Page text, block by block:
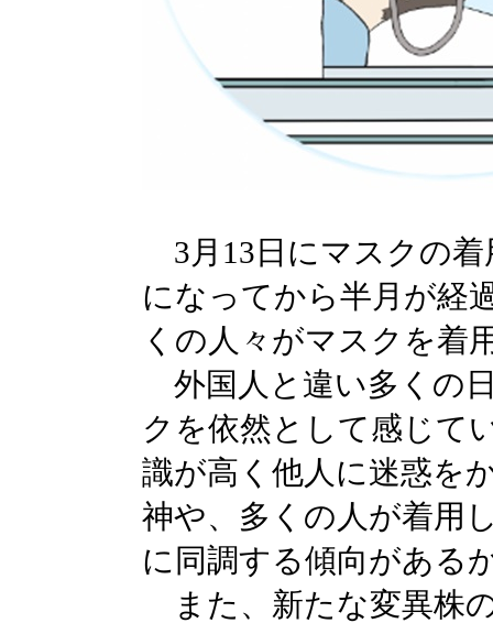
3月13日にマスクの着
になってから半月が経
くの人々がマスクを着
外国人と違い多くの
クを依然として感じて
識が高く他人に迷惑を
神や、多くの人が着用
に同調する傾向がある
また、新たな変異株